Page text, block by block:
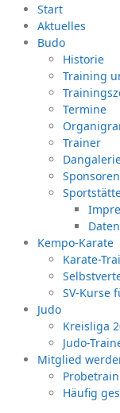
Start
Aktuelles
Budo
Historie
Training
Termine
Trainer
Sponsoren
Kempo-Karate
Karate-
SV-Kurse
Judo
Kreisliga
Judo-
Mitglied
Häufig